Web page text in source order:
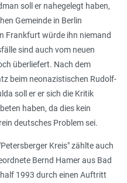
soll er nahegelegt haben,
Gemeinde in Berlin
Frankfurt würde ihn niemand
sind auch vom neuen
überliefert. Nach dem
beim neonazistischen Rudolf-
soll er er sich die Kritik
haben, da dies kein
deutsches Problem sei.
Kreis" zählte auch
Bernd Hamer aus Bad
1993 durch einen Auftritt